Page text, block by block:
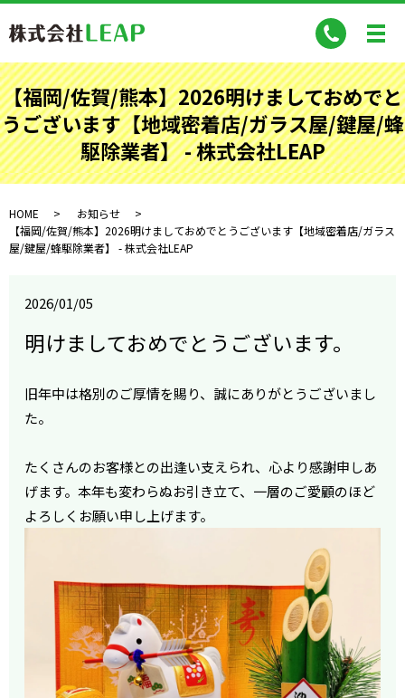
【福岡/佐賀/熊本】2026明けましておめでと
うございます【地域密着店/ガラス屋/鍵屋/蜂
駆除業者】 - 株式会社LEAP
HOME
お知らせ
【福岡/佐賀/熊本】2026明けましておめでとうございます【地域密着店/ガラス
屋/鍵屋/蜂駆除業者】 - 株式会社LEAP
2026/01/05
明けましておめでとうございます。
旧年中は格別のご厚情を賜り、誠にありがとうございまし
た。
たくさんのお客様との出逢い支えられ、心より感謝申しあ
げます。本年も変わらぬお引き立て、一層のご愛顧のほど
よろしくお願い申し上げます。